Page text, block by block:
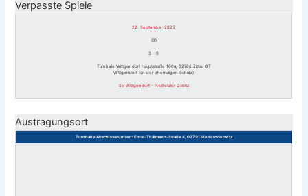
Verpasste Spiele
22. September 2025
(3)
3 -0
Turnhalle Wittgendorf Hauptstraße 100a, 02788 Zittau OT
Wittgendorf (an der ehemaligen Schule)
SV Wittgendorf - Neißetaler Ostritz
Austragungsort
Turnhalle Abschlussturnier - Ernst-Thälmann-Straße 4, 02791 Niederoderwitz